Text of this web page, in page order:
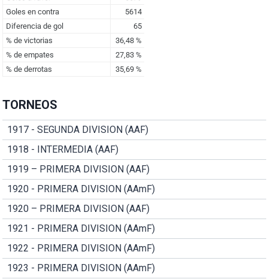
TORNEOS
1917 - SEGUNDA DIVISION (AAF)
1918 - INTERMEDIA (AAF)
1919 – PRIMERA DIVISION (AAF)
1920 - PRIMERA DIVISION (AAmF)
1920 – PRIMERA DIVISION (AAF)
1921 - PRIMERA DIVISION (AAmF)
1922 - PRIMERA DIVISION (AAmF)
1923 - PRIMERA DIVISION (AAmF)